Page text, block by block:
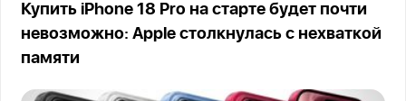
Купить iPhone 18 Pro на старте будет почти
невозможно: Apple столкнулась с нехваткой
памяти